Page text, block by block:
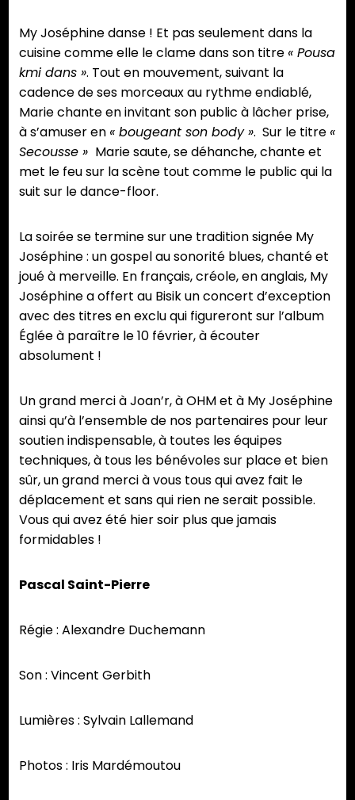
My Joséphine danse ! Et pas seulement dans la
cuisine comme elle le clame dans son titre« Pousa
kmi dans ». Tout en mouvement, suivant la
cadence de ses morceaux au rythme endiablé,
Marie chante en invitant son public à lâcher prise,
à s’amuser en« bougeant son body ». Sur le titre«
Secousse » Marie saute, se déhanche, chante et
met le feu sur la scène tout comme le public qui la
suit sur le dance-floor.
La soirée se termine sur une tradition signée My
Joséphine : un gospel au sonorité blues, chanté et
joué à merveille. En français, créole, en anglais, My
Joséphine a offert au Bisik un concert d’exception
avec des titres en exclu qui figureront sur l’album
Églée à paraître le 10 février, à écouter
absolument !
Un grand merci à Joan’r, à OHM et à My Joséphine
ainsi qu’à l’ensemble de nos partenaires pour leur
soutien indispensable, à toutes les équipes
techniques, à tous les bénévoles sur place et bien
sûr, un grand merci à vous tous qui avez fait le
déplacement et sans qui rien ne serait possible.
Vous qui avez été hier soir plus que jamais
formidables !
Pascal Saint-Pierre
Régie : Alexandre Duchemann
Son : Vincent Gerbith
Lumières : Sylvain Lallemand
Photos : Iris Mardémoutou